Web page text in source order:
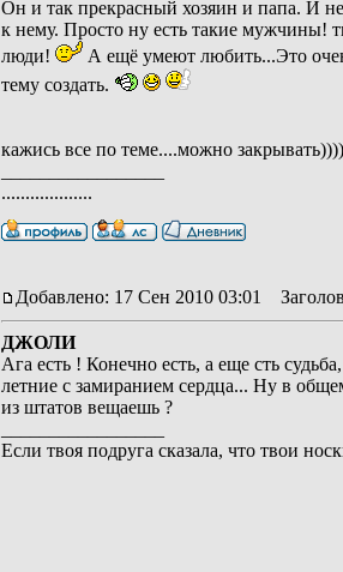
Он и так прекрасный хозяин и папа. И
к нему. Просто ну есть такие мужчины!
люди!
А ещё умеют любить...Это
тему создать.
кажись все по теме....можно закрывать))))
...................
Добавлено: 17 Сен 2010 03:01
ДЖОЛИ
Ага есть ! Конечно есть, а еще сть
летние с замиранием сердца... Ну в
из штатов вещаешь ?
Если твоя подруга сказала, что твои